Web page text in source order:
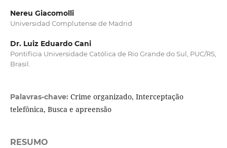
Nereu Giacomolli
Universidad Complutense de Madrid
Dr. Luiz Eduardo Cani
Pontifícia Universidade Católica de Rio Grande do Sul, PUC/RS,
Brasil.
Palavras-chave: Crime organizado, Interceptação
telefônica, Busca e apreensão
RESUMO